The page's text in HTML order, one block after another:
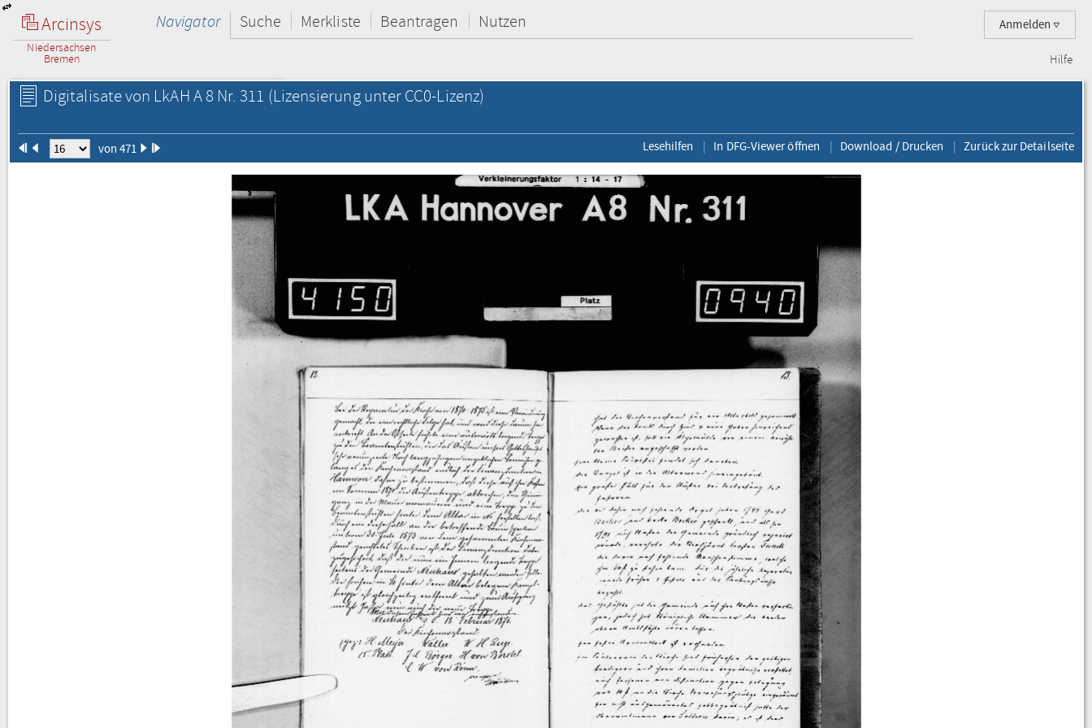
Arcinsys
Niedersachsen
Bremen
Anmelden
Navigator Suche Merkliste Beantragen Nutzen
Hilfe
Digitalisate von LkAH A 8 Nr. 311 (Lizensierung unter CC0-Lizenz)
von 471 Lesehilfen In DFG-Viewer öffnen Download / Drucken Zurück zur Detailseite